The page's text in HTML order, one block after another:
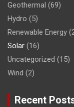
Geothermal (69)
Hydro (5)
Renewable Energy
Solar (16)
Uncategorized (15)
Wind (2)
Recent